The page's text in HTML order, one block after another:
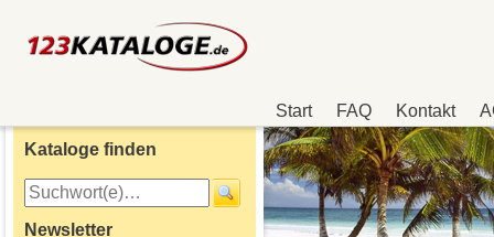
Start FAQ Kontakt
Kataloge finden
Newsletter